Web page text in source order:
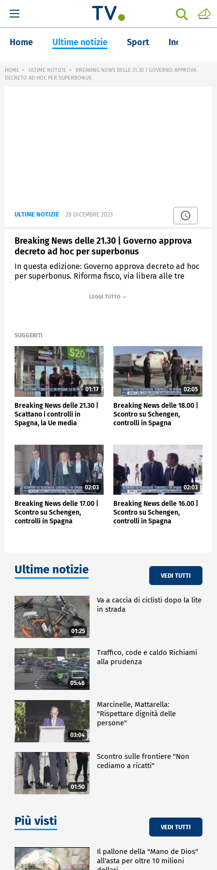
Home Ultime notizie Sport Inchieste
HOME ULTIME NOTIZIE
BREAKING NEWS DELLE 21.30 | GOVERNO APPROVA
DECRETO AD HOC PER SUPERBONUS
ULTIME NOTIZIE 28 DICEMBRE 2023
Breaking News delle 21.30 | Governo approva
decreto ad hoc per superbonus
In questa edizione: Governo approva decreto ad hoc
per superbonus. Riforma fisco, via libera alle tre
male. Uccide il padre con un bastone ad Arzachena.
SUGGERITI
01:17
Breaking News delle 21.30 |
Scattano i controlli in
Spagna, la Ue media
02:05
Breaking News delle 18.00 |
Scontro su Schengen,
controlli in Spagna
02:03
Breaking News delle 17.00 |
Scontro su Schengen,
controlli in Spagna
02:03
Breaking News delle 16.00 |
Scontro su Schengen,
controlli in Spagna
Ultime notizie VEDI TUTTI
01:25
Va a caccia di ciclisti dopo la lite
in strada
05:46
Traffico, code e caldo Richiami
alla prudenza
03:04
Marcinelle, Mattarella:
"Rispettare dignità delle
persone"
01:50
Scontro sulle frontiere "Non
cediamo a ricatti"
Più visti VEDI TUTTI
Il pallone della "Mano de Dios"
all'asta per oltre 10 milioni